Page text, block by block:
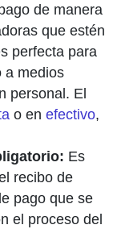
de manera
que estén
perfecta para
a medios
personal. El
o en efectivo,
Es
recibo de
pago que se
el proceso del